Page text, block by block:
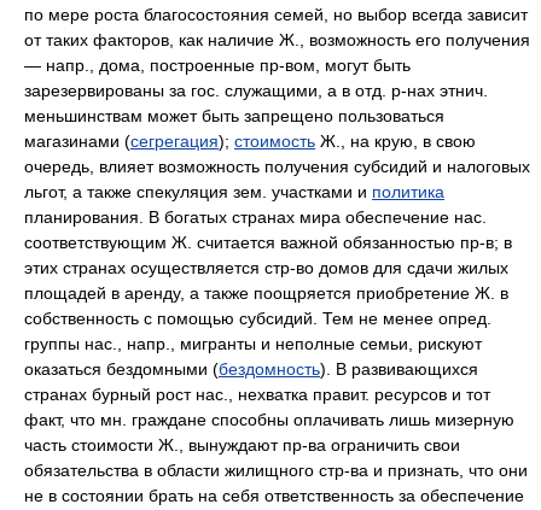
по мере роста благосостояния семей, но выбор всегда зависит
от таких факторов, как наличие Ж., возможность его получения
— напр., дома, построенные пр-вом, могут быть
зарезервированы за гос. служащими, а в отд. р-нах этнич.
меньшинствам может быть запрещено пользоваться
магазинами (сегрегация); стоимость Ж., на крую, в свою
очередь, влияет возможность получения субсидий и налоговых
льгот, а также спекуляция зем. участками и политика
планирования. В богатых странах мира обеспечение нас.
соответствующим Ж. считается важной обязанностью пр-в; в
этих странах осуществляется стр-во домов для сдачи жилых
площадей в аренду, а также поощряется приобретение Ж. в
собственность с помощью субсидий. Тем не менее опред.
группы нас., напр., мигранты и неполные семьи, рискуют
оказаться бездомными (бездомность). В развивающихся
странах бурный рост нас., нехватка правит. ресурсов и тот
факт, что мн. граждане способны оплачивать лишь мизерную
часть стоимости Ж., вынуждают пр-ва ограничить свои
обязательства в области жилищного стр-ва и признать, что они
не в состоянии брать на себя ответственность за обеспечение